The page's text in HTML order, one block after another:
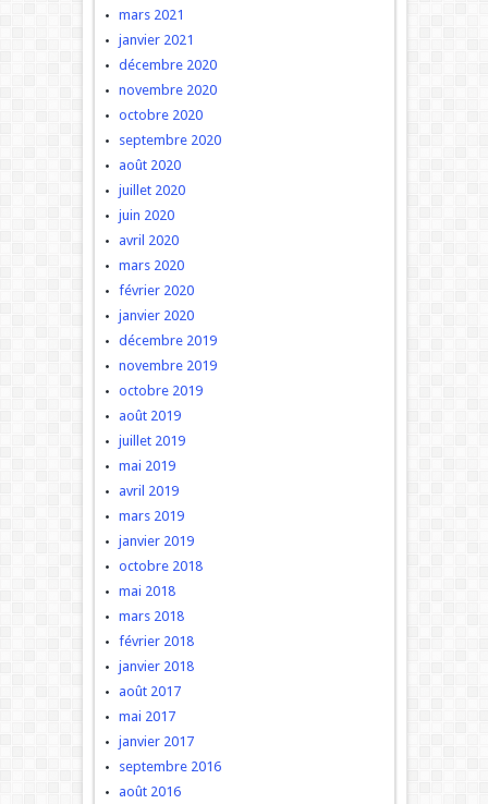
mars 2021
janvier 2021
décembre 2020
novembre 2020
octobre 2020
septembre 2020
août 2020
juillet 2020
juin 2020
avril 2020
mars 2020
février 2020
janvier 2020
décembre 2019
novembre 2019
octobre 2019
août 2019
juillet 2019
mai 2019
avril 2019
mars 2019
janvier 2019
octobre 2018
mai 2018
mars 2018
février 2018
janvier 2018
août 2017
mai 2017
janvier 2017
septembre 2016
août 2016